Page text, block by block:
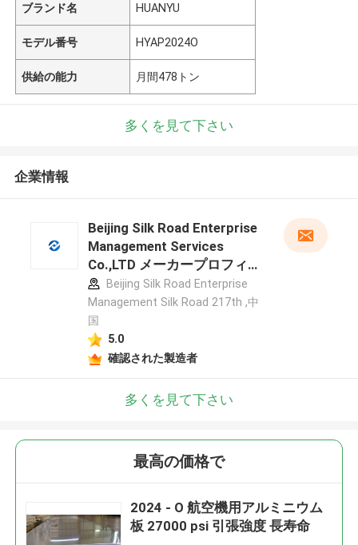
ブランド名 HUANYU
モデル番号 HYAP2024O
供給の能力 月間478トン
多くを見て下さい
企業情報
Beijing Silk Road Enterprise
Management Services
Co.,LTD メーカープロフィー
ル
Beijing Silk Road Enterprise
Management Silk Road 217th ,中
国
5.0
確認された製造者
多くを見て下さい
最高の価格で
2024 - O 航空機用アルミニウム
板 27000 psi 引張強度 長寿命